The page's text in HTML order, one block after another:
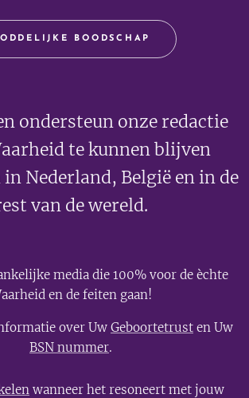
BOODSCHAP
ondersteun onze redactie
te kunnen blijven
Nederland, België en in de
van de wereld.
media die 100% voor de èchte
en de feiten gaan!
over Uw Geboortetrust en Uw
BSN nummer.
wanneer het resoneert met jouw